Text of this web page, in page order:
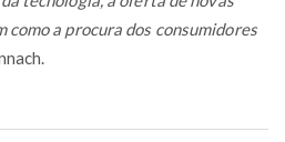
como a procura dos consumidores